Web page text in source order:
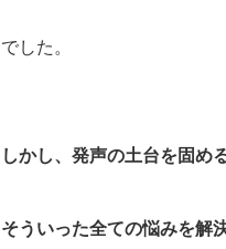
でした。
しかし、発声の土台を固め
そういった全ての悩みを解